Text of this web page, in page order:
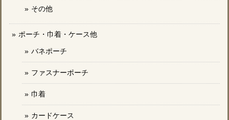
その他
ポーチ・巾着・ケース他
バネポーチ
ファスナーポーチ
巾着
カードケース